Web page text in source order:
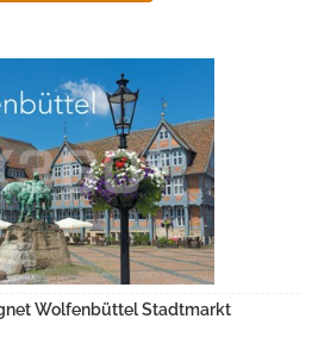
Wolfenbüttel Stadtmarkt